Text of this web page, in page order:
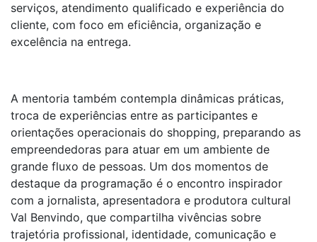
serviços, atendimento qualificado e experiência do
cliente, com foco em eficiência, organização e
excelência na entrega.
A mentoria também contempla dinâmicas práticas,
troca de experiências entre as participantes e
orientações operacionais do shopping, preparando as
empreendedoras para atuar em um ambiente de
grande fluxo de pessoas. Um dos momentos de
destaque da programação é o encontro inspirador
com a jornalista, apresentadora e produtora cultural
Val Benvindo, que compartilha vivências sobre
trajetória profissional, identidade, comunicação e